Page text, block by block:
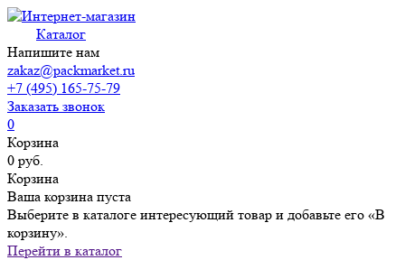
Каталог
Напишите нам
zakaz@packmarket.ru
+7 (495) 165-75-79
Заказать звонок
0
Корзина
0 руб.
Корзина
Ваша корзина пуста
Выберите в каталоге интересующий товар и добавьте его «В
корзину».
Перейти в каталог